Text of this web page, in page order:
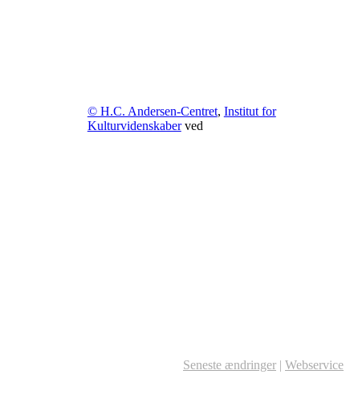
© H.C. Andersen-Centret, Institut for
Kulturvidenskaberved
Seneste ændringer | Webservice